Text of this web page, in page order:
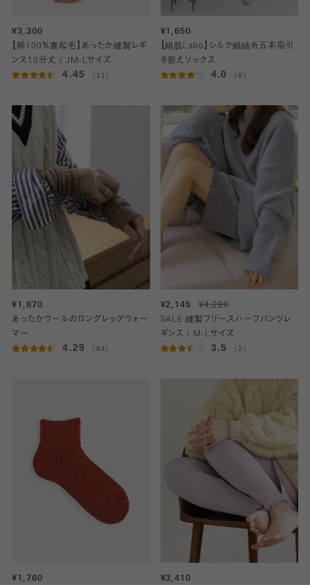
¥3,300
【綿100％裏起毛】あったか縫製レギ
ンス10分丈 / JM-Lサイズ
4.45 （11）
¥1,650
【絹肌Labo】シルク絹紬糸五本指引
き揃えソックス
4.0 （8）
¥1,870
あったかウールのロングレッグウォー
マー
4.29 （84）
¥2,145
¥4,290
SALE 縫製フリースハーフパンツレ
ギンス / M-Lサイズ
3.5 （2）
¥1,760 ¥3,410